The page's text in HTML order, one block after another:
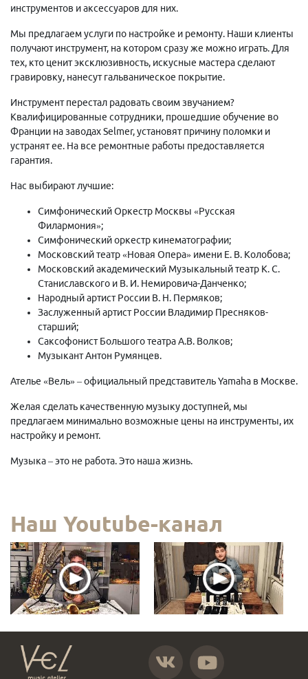
инструментов и аксессуаров для них.
Мы предлагаем услуги по настройке и ремонту. Наши клиенты
получают инструмент, на котором сразу же можно играть. Для
тех, кто ценит эксклюзивность, искусные мастера сделают
гравировку, нанесут гальваническое покрытие.
Инструмент перестал радовать своим звучанием?
Квалифицированные сотрудники, прошедшие обучение во
Франции на заводах Selmer, установят причину поломки и
устранят ее. На все ремонтные работы предоставляется
гарантия.
Нас выбирают лучшие:
Симфонический Оркестр Москвы «Русская
Филармония»;
Симфонический оркестр кинематографии;
Московский театр «Новая Опера» имени Е. В. Колобова;
Московский академический Музыкальный театр К. С.
Станиславского и В. И. Немировича-Данченко;
Народный артист России В. Н. Пермяков;
Заслуженный артист России Владимир Пресняков-
старший;
Саксофонист Большого театра А.В. Волков;
Музыкант Антон Румянцев.
Ателье «Вель» – официальный представитель Yamaha в Москве.
Желая сделать качественную музыку доступней, мы
предлагаем минимально возможные цены на инструменты, их
настройку и ремонт.
Музыка – это не работа. Это наша жизнь.
Наш Youtube-канал